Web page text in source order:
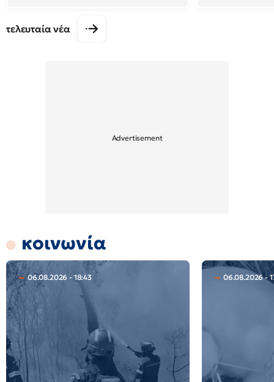
τελευταία νέα
κοινωνία
06.08.2026 - 18:43 06.08.2026 -